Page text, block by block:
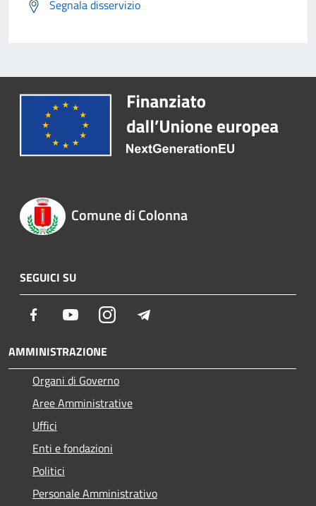
Segnala disservizio
Comune di Colonna
SEGUICI SU
Facebook YoutubeInstagram
AMMINISTRAZIONE
Organi di Governo
Aree Amministrative
Uffici
Enti e fondazioni
Politici
Personale Amministrativo